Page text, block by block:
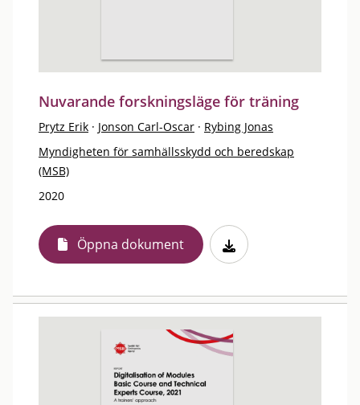
Nuvarande forskningsläge för träning
Prytz Erik · Jonson Carl-Oscar · Rybing Jonas
Myndigheten för samhällsskydd och beredskap
(MSB)
2020
Öppna dokument